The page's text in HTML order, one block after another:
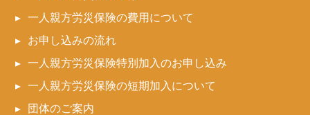
一人親方労災保険の費用について
お申し込みの流れ
一人親方労災保険特別加入のお申し込み
一人親方労災保険の短期加入について
団体のご案内